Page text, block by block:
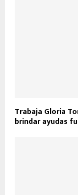
Trabaja Gloria
brindar ayudas